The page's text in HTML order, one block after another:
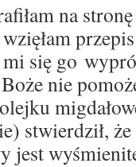
na
mi się go
nie
stwierdził,
jest